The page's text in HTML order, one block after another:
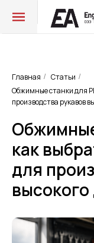
Главная / Статьи /
Обжимные станки для
производства рукавов
как
для